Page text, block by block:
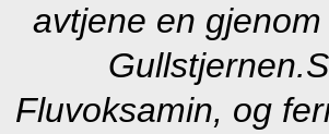
avtjene en
Gullstjernen.
Fluvoksamin, og